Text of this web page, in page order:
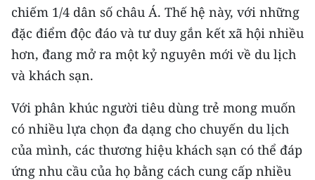
chiếm 1/4 dân số châu Á. Thế hệ này, với những
đặc điểm độc đáo và tư duy gắn kết xã hội nhiều
hơn, đang mở ra một kỷ nguyên mới về du lịch
và khách sạn.
Với phân khúc người tiêu dùng trẻ mong muốn
có nhiều lựa chọn đa dạng cho chuyến du lịch
của mình, các thương hiệu khách sạn có thể đáp
ứng nhu cầu của họ bằng cách cung cấp nhiều